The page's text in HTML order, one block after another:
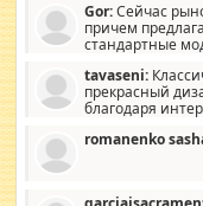
Gor:Сейчас
причем
стандартные
стандартные формы, в
со вкусом все в
мебель, а это не
tavaseni:
прекрасный
благодаря
romanenko